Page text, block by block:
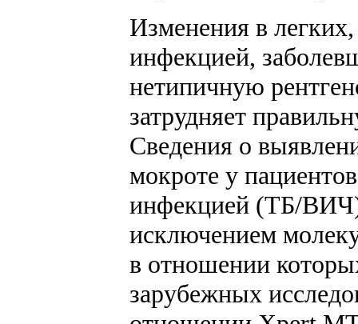
Изменения в
инфекцией,
нетипичную
затрудняет
Сведения о
мокроте у
инфекцией (ТБ/
исключением
в отношении
зарубежных